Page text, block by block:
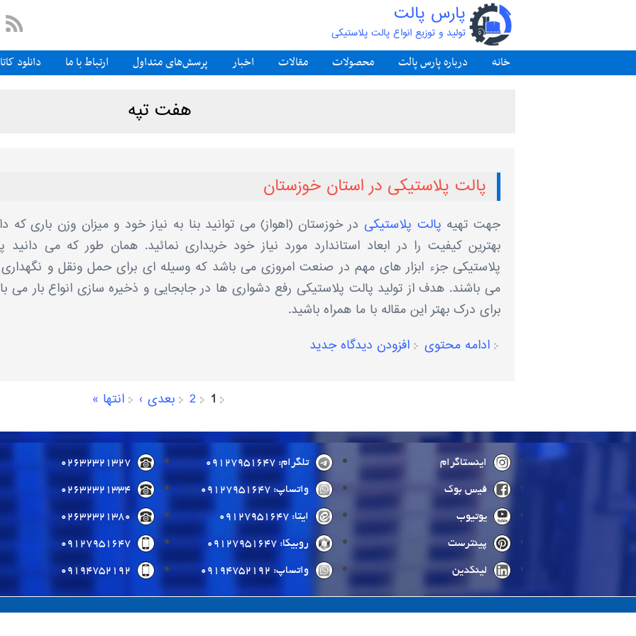
پارس پالت
تولید و توزیع انواع پالت پلاستیکی
خانه درباره پارس پالت محصولات مقالات اخبار پرسش‌های متداول ارتباط با ما دانلود
هفت تپه
پالت پلاستیکی در استان خوزستان
جهت تهیه پالت پلاستیکیدر خوزستان (اهواز) می توانید بنا به نیاز خود و میزان وزن باری که
بهترین کیفیت را در ابعاد استاندارد مورد نیاز خود خریداری نمائید. همان طور که می دانید
پلاستیکی جزء ابزار های مهم در صنعت امروزی می باشد که وسیله ای برای حمل ونقل و نگهداری
می باشند. هدف از تولید پالت پلاستیکی رفع دشواری ها در جابجایی و ذخیره سازی انواع بار می
برای درک بهتر این مقاله با ما همراه باشید.
ادامه محتوی
افزودن دیدگاه جدید
صفحه‌ها
1
2 بعدی › انتها »
اینستاگرام
فیس بوک
یوتیوب
پینترست
لینکدین
تلگرام: 09127951647
واتساپ: 09127951647
ایتا: 09127951647
روبیکا: 09127951647
واتساپ: 09194752192
02632321327
02632321334
02632321380
09127951647
09194752192